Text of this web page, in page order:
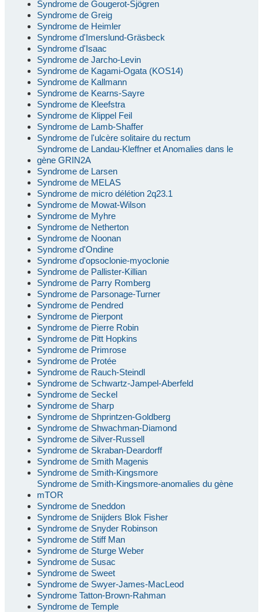
Syndrome de Gougerot-Sjögren
Syndrome de Greig
Syndrome de Heimler
Syndrome d'Imerslund-Gräsbeck
Syndrome d'Isaac
Syndrome de Jarcho-Levin
Syndrome de Kagami-Ogata (KOS14)
Syndrome de Kallmann
Syndrome de Kearns-Sayre
Syndrome de Kleefstra
Syndrome de Klippel Feil
Syndrome de Lamb-Shaffer
Syndrome de l'ulcère solitaire du rectum
Syndrome de Landau-Kleffner et Anomalies dans le
gène GRIN2A
Syndrome de Larsen
Syndrome de MELAS
Syndrome de micro délétion 2q23.1
Syndrome de Mowat-Wilson
Syndrome de Myhre
Syndrome de Netherton
Syndrome de Noonan
Syndrome d'Ondine
Syndrome d'opsoclonie-myoclonie
Syndrome de Pallister-Killian
Syndrome de Parry Romberg
Syndrome de Parsonage-Turner
Syndrome de Pendred
Syndrome de Pierpont
Syndrome de Pierre Robin
Syndrome de Pitt Hopkins
Syndrome de Primrose
Syndrome de Protée
Syndrome de Rauch-Steindl
Syndrome de Schwartz-Jampel-Aberfeld
Syndrome de Seckel
Syndrome de Sharp
Syndrome de Shprintzen-Goldberg
Syndrome de Shwachman-Diamond
Syndrome de Silver-Russell
Syndrome de Skraban-Deardorff
Syndrome de Smith Magenis
Syndrome de Smith-Kingsmore
Syndrome de Smith-Kingsmore-anomalies du gène
mTOR
Syndrome de Sneddon
Syndrome de Snijders Blok Fisher
Syndrome de Snyder Robinson
Syndrome de Stiff Man
Syndrome de Sturge Weber
Syndrome de Susac
Syndrome de Sweet
Syndrome de Swyer-James-MacLeod
Syndrome Tatton-Brown-Rahman
Syndrome de Temple